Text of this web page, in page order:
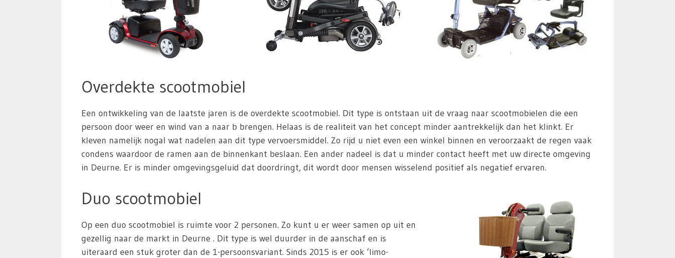
Overdekte scootmobiel
Een ontwikkeling van de laatste jaren is de overdekte scootmobiel. Dit type is ontstaan uit de vraag naar scootmobielen die een
persoon door weer en wind van a naar b brengen. Helaas is de realiteit van het concept minder aantrekkelijk dan het klinkt. Er
kleven namelijk nogal wat nadelen aan dit type vervoersmiddel. Zo rijd u niet even een winkel binnen en veroorzaakt de regen vaak
condens waardoor de ramen aan de binnenkant beslaan. Een ander nadeel is dat u minder contact heeft met uw directe omgeving
in Deurne. Er is minder omgevingsgeluid dat doordringt, dit wordt door mensen wisselend positief als negatief ervaren.
Duo scootmobiel
Op een duo scootmobiel is ruimte voor 2 personen. Zo kunt u er weer samen op uit en
gezellig naar de markt in Deurne . Dit type is wel duurder in de aanschaf en is
uiteraard een stuk groter dan de 1-persoonsvariant. Sinds 2015 is er ook ‘limo-